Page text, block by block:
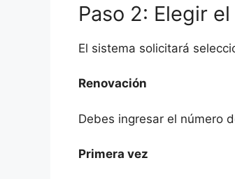
Paso 2: Elegir
El sistema solicitará
Renovación
Debes ingresar el número
Primera vez